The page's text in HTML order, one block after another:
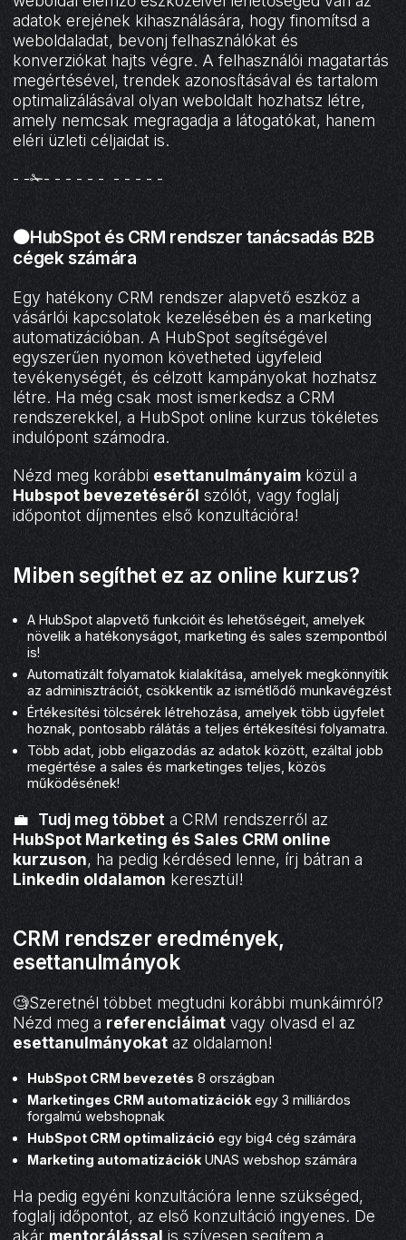
adatok erejének kihasználására, hogy finomítsd a
weboldaladat, bevonj felhasználókat és
konverziókat hajts végre. A felhasználói magatartás
megértésével, trendek azonosításával és tartalom
optimalizálásával olyan weboldalt hozhatsz létre,
amely nemcsak megragadja a látogatókat, hanem
eléri üzleti céljaidat is.
- -✁- - - - - - - - - - -
🟠HubSpot és CRM rendszer tanácsadás B2B
cégek számára
Egy hatékony CRM rendszer alapvető eszköz a
vásárlói kapcsolatok kezelésében és a marketing
automatizációban. A HubSpot segítségével
egyszerűen nyomon követheted ügyfeleid
tevékenységét, és célzott kampányokat hozhatsz
létre. Ha még csak most ismerkedsz a CRM
rendszerekkel, a HubSpot online kurzus tökéletes
indulópont számodra.
Nézd meg korábbi esettanulmányaim közül a
Hubspot bevezetéséről szólót, vagy foglalj
időpontot díjmentes első konzultációra!
Miben segíthet ez az online kurzus?
A HubSpot alapvető funkcióit és lehetőségeit, amelyek
növelik a hatékonyságot, marketing és sales szempontból
is!
Automatizált folyamatok kialakítása, amelyek megkönnyítik
az adminisztrációt, csökkentik az ismétlődő munkavégzést
Értékesítési tölcsérek létrehozása, amelyek több ügyfelet
hoznak, pontosabb rálátás a teljes értékesítési folyamatra.
Több adat, jobb eligazodás az adatok között, ezáltal jobb
megértése a sales és marketinges teljes, közös
működésének!
💼 Tudj meg többet a CRM rendszerről az
HubSpot Marketing és Sales CRM online
kurzuson, ha pedig kérdésed lenne, írj bátran a
Linkedin oldalamon keresztül!
CRM rendszer eredmények,
esettanulmányok
🧐Szeretnél többet megtudni korábbi munkáimról?
Nézd meg a referenciáimat vagy olvasd el az
esettanulmányokat az oldalamon!
HubSpot CRM bevezetés 8 országban
Marketinges CRM automatizációk egy 3 milliárdos
forgalmú webshopnak
HubSpot CRM optimalizáció egy big4 cég számára
Marketing automatizációk UNAS webshop számára
Ha pedig egyéni konzultációra lenne szükséged,
foglalj időpontot, az első konzultáció ingyenes. De
akár mentorálással is szívesen segítem a